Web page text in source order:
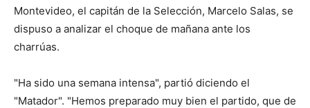
Montevideo, el capitán de la Selección, Marcelo Salas, se
dispuso a analizar el choque de mañana ante los
charrúas.
"Ha sido una semana intensa", partió diciendo el
"Matador". "Hemos preparado muy bien el partido, que de